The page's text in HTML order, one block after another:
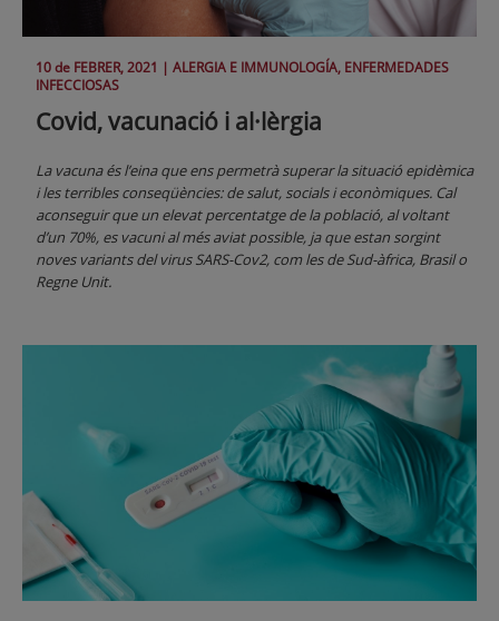
10 de FEBRER, 2021 | ALERGIA E IMMUNOLOGÍA, ENFERMEDADES
INFECCIOSAS
Covid, vacunació i al·lèrgia
La vacuna és l’eina que ens permetrà superar la situació epidèmica
i les terribles conseqüències: de salut, socials i econòmiques. Cal
aconseguir que un elevat percentatge de la població, al voltant
d’un 70%, es vacuni al més aviat possible, ja que estan sorgint
noves variants del virus SARS-Cov2, com les de Sud-àfrica, Brasil o
Regne Unit.